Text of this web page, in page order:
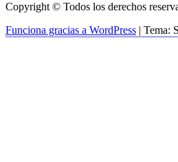
Copyright © Todos los derechos
Funciona gracias a WordPress | Tema: